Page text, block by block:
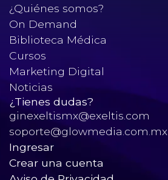
¿Quiénes somos?
On Demand
Biblioteca Médica
Cursos
Marketing Digital
Noticias
¿Tienes dudas?
ginexeltismx@exeltis.com
soporte@glowmedia.com.mx
Ingresar
Crear una cuenta